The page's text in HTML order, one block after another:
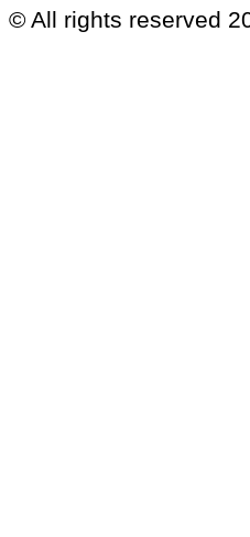
© All rights reserved